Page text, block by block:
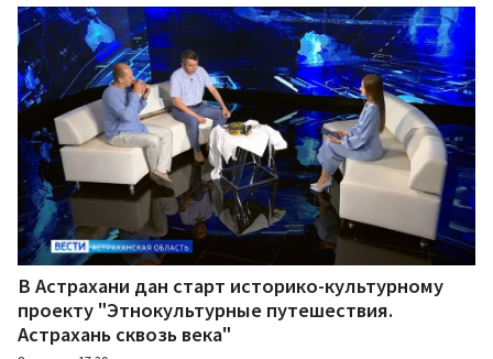
В Астрахани дан старт историко-культурному
проекту "Этнокультурные путешествия.
Астрахань сквозь века"